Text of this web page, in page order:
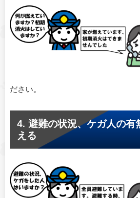
ださい。
4. 避難の状況、ケガ人の有
える